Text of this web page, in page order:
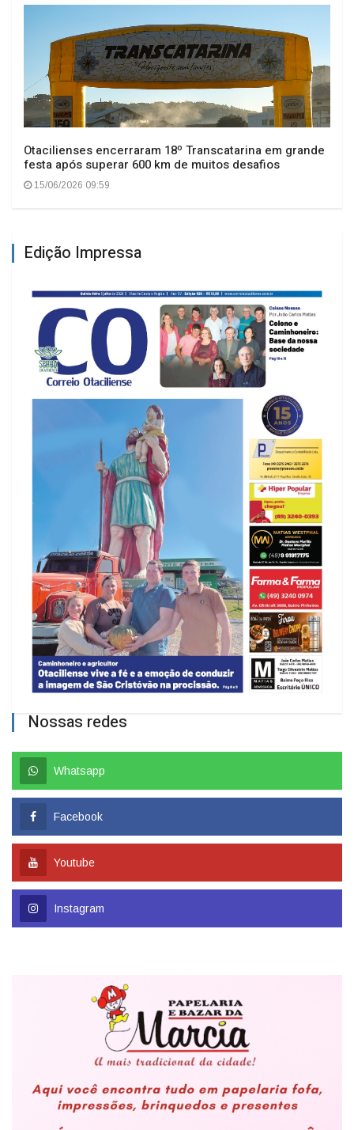
Otacilienses encerraram 18º Transcatarina em grande
festa após superar 600 km de muitos desafios
15/06/2026 09:59
Edição Impressa
Nossas redes
Whatsapp
Facebook
Youtube
Instagram